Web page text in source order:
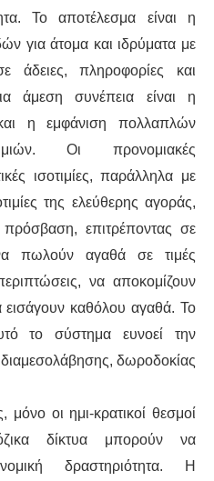
Το αποτέλεσμα είναι η
για άτομα και ιδρύματα με
άδειες, πληροφορίες και
άμεση συνέπεια είναι η
η εμφάνιση πολλαπλών
Οι προνομιακές
ισοτιμίες, παράλληλα με
της ελεύθερης αγοράς,
επιτρέποντας σε
πωλούν αγαθά σε τιμές
να αποκομίζουν
καθόλου αγαθά. Το
το σύστημα ευνοεί την
δωροδοκίας
μόνο οι ημι-κρατικοί θεσμοί
δίκτυα μπορούν να
δραστηριότητα. Η